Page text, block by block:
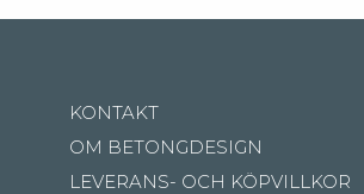
KONTAKT
OM BETONGDESIGN
LEVERANS- OCH KÖPVILLKOR